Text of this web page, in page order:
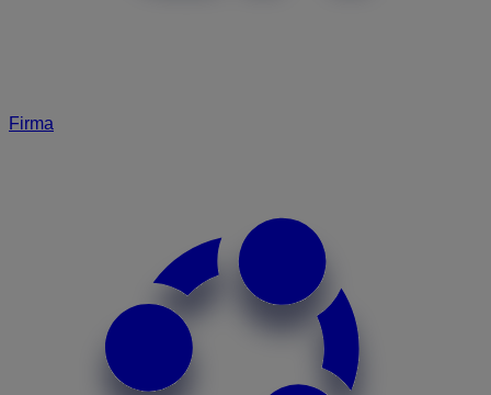
Firma